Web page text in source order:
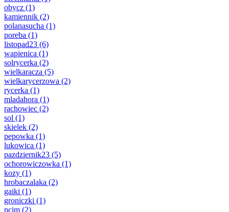
obycz (1)
kamiennik (2)
polanasucha (1)
poreba (1)
listopad23 (6)
wapienica (1)
solrycerka (2)
wielkaracza (5)
wielkarycerzowa (2)
rycerka (1)
mladahora (1)
rachowiec (2)
sol (1)
skielek (2)
pepowka (1)
lukowica (1)
pazdziernik23 (5)
ochorowiczowka (1)
kozy (1)
hrobaczalaka (2)
gaiki (1)
groniczki (1)
pcim (2)